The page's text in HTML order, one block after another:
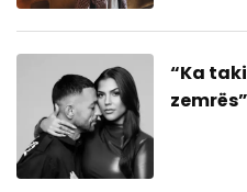
“Ka